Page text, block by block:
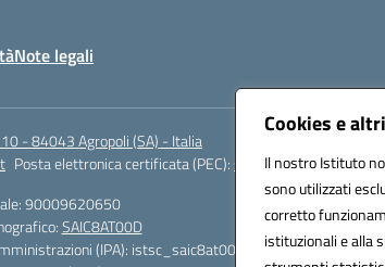
Cookies e
Il nostro Istituto
sono utilizzati
corretto
istituzionali e alla
Note legali
- 84043 Agropoli (SA) - Italia
Posta elettronica certificata (PEC):
90009620650
SAIC8AT00D
(IPA): istsc_saic8at00d